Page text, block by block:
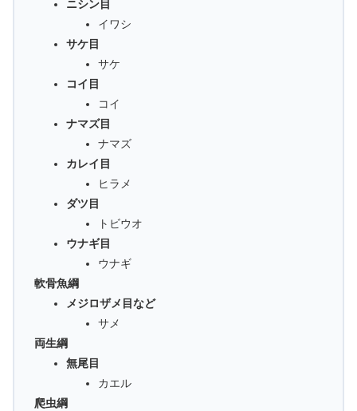
ニシン目
イワシ
サケ目
サケ
コイ目
コイ
ナマズ目
ナマズ
カレイ目
ヒラメ
ダツ目
トビウオ
ウナギ目
ウナギ
軟骨魚綱
メジロザメ目など
サメ
両生綱
無尾目
カエル
爬虫綱